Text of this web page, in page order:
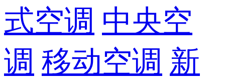
式空调 中央空
调 移动空调 新